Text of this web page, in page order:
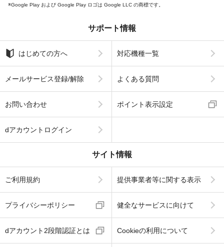
Google Play および Google Play ロゴは Google LLC の商標です。
サポート情報
はじめての方へ 対応機種一覧
メールサービス登録/解除 よくある質問
お問い合わせ ポイント表示設定
dアカウントログイン
サイト情報
ご利用規約 提供事業者等に関する表示
プライバシーポリシー 健全なサービスに向けて
dアカウント2段階認証とは Cookieの利用について